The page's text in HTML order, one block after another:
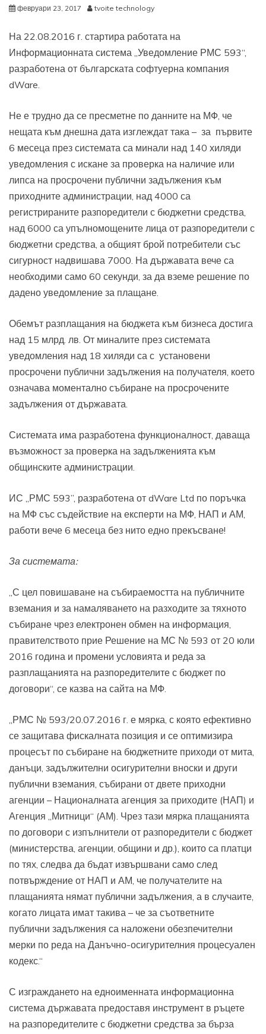
февруари 23, 2017 tvoite technology
На 22.08.2016 г. стартира работата на
Информационната система „Уведомление РМС 593“,
разработена от българската софтуерна компания
dWare.
Не е трудно да се пресметне по данните на МФ, че
нещата към днешна дата изглеждат така – за първите
6 месеца през системата са минали над 140 хиляди
уведомления с искане за проверка на наличие или
липса на просрочени публични задължения към
приходните администрации, над 4000 са
регистрираните разпоредители с бюджетни средства,
над 6000 са упълномощените лица от разпоредители с
бюджетни средства, а общият брой потребители със
сигурност надвишава 7000. На държавата вече са
необходими само 60 секунди, за да вземе решение по
дадено уведомление за плащане.
Обемът разплащания на бюджета към бизнеса достига
над 15 млрд. лв. От миналите през системата
уведомления над 18 хиляди са с установени
просрочени публични задължения на получателя, което
означава моментално събиране на просрочените
задължения от държавата.
Системата има разработена функционалност, даваща
възможност за проверка на задълженията към
общинските администрации.
ИС „РМС 593”, разработена от dWare Ltd по поръчка
на МФ със съдействие на експерти на МФ, НАП и АМ,
работи вече 6 месеца без нито едно прекъсване!
За системата:
„С цел повишаване на събираемостта на публичните
вземания и за намаляването на разходите за тяхното
събиране чрез електронен обмен на информация,
правителството прие Решение на МС № 593 от 20 юли
2016 година и промени условията и реда за
разплащанията на разпоредителите с бюджет по
договори“, се казва на сайта на МФ.
„РМС № 593/20.07.2016 г. е мярка, с която ефективно
се защитава фискалната позиция и се оптимизира
процесът по събиране на бюджетните приходи от мита,
данъци, задължителни осигурителни вноски и други
публични вземания, събирани от двете приходни
агенции – Националната агенция за приходите (НАП) и
Агенция „Митници“ (АМ). Чрез тази мярка плащанията
по договори с изпълнители от разпоредители с бюджет
(министерства, агенции, общини и др.), които са платци
по тях, следва да бъдат извършвани само след
потвърждение от НАП и АМ, че получателите на
плащанията нямат публични задължения, а в случаите,
когато лицата имат такива – че за съответните
публични задължения са наложени обезпечителни
мерки по реда на Данъчно-осигурителния процесуален
кодекс.“
С изграждането на едноименната информационна
система държавата предоставя инструмент в ръцете
на разпоредителите с бюджетни средства за бърза